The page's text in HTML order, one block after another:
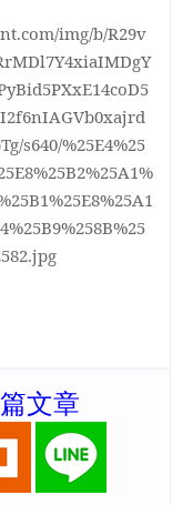
img/b/R29v
s640/%25E4%25
文章